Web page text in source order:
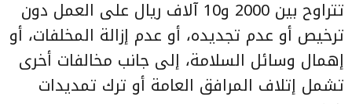
تتراوح بين 2000 و10 آلاف ريال على العمل دون
ترخيص أو عدم تجديده، أو عدم إزالة المخلفات، أو
إهمال وسائل السلامة، إلى جانب مخالفات أخرى
تشمل إتلاف المرافق العامة أو ترك تمديدات